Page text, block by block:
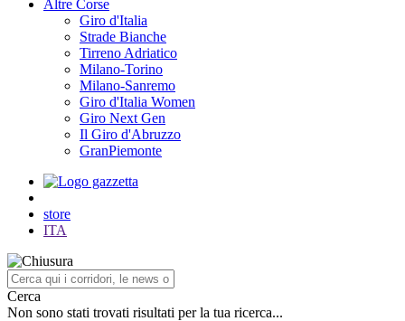
Altre Corse
Giro d'Italia
Strade Bianche
Tirreno Adriatico
Milano-Torino
Milano-Sanremo
Giro d'Italia Women
Giro Next Gen
Il Giro d'Abruzzo
GranPiemonte
store
ITA
Cerca
Non sono stati trovati risultati per la tua ricerca...